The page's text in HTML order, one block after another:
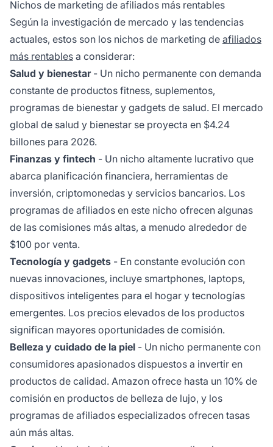
Nichos de marketing de afiliados más rentables
Según la investigación de mercado y las tendencias
actuales, estos son los nichos de marketing de afiliados
más rentables a considerar:
Salud y bienestar- Un nicho permanente con demanda
constante de productos fitness, suplementos,
programas de bienestar y gadgets de salud. El mercado
global de salud y bienestar se proyecta en $4.24
billones para 2026.
Finanzas y fintech - Un nicho altamente lucrativo que
abarca planificación financiera, herramientas de
inversión, criptomonedas y servicios bancarios. Los
programas de afiliados en este nicho ofrecen algunas
de las comisiones más altas, a menudo alrededor de
$100 por venta.
Tecnología y gadgets - En constante evolución con
nuevas innovaciones, incluye smartphones, laptops,
dispositivos inteligentes para el hogar y tecnologías
emergentes. Los precios elevados de los productos
significan mayores oportunidades de comisión.
Belleza y cuidado de la piel - Un nicho permanente con
consumidores apasionados dispuestos a invertir en
productos de calidad. Amazon ofrece hasta un 10% de
comisión en productos de belleza de lujo, y los
programas de afiliados especializados ofrecen tasas
aún más altas.